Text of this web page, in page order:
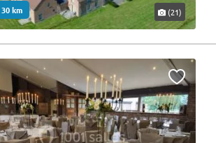
km (21)